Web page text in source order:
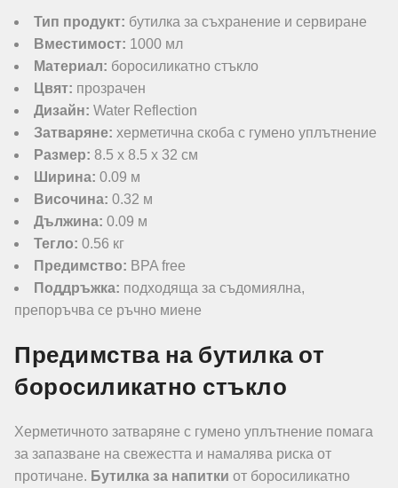
Тип продукт: бутилка за съхранение и сервиране
Вместимост: 1000 мл
Материал: боросиликатно стъкло
Цвят: прозрачен
Дизайн: Water Reflection
Затваряне: херметична скоба с гумено уплътнение
Размер: 8.5 x 8.5 x 32 см
Ширина: 0.09 м
Височина: 0.32 м
Дължина: 0.09 м
Тегло: 0.56 кг
Предимство: BPA free
Поддръжка: подходяща за съдомиялна,
препоръчва се ръчно миене
Предимства на бутилка от
боросиликатно стъкло
Херметичното затваряне с гумено уплътнение помага
за запазване на свежестта и намалява риска от
протичане. Бутилка за напитки от боросиликатно